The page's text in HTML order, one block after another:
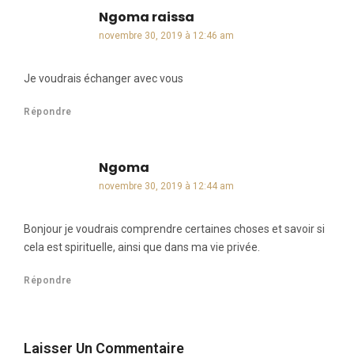
Ngoma raissa
novembre 30, 2019 à 12:46 am
Je voudrais échanger avec vous
Répondre
Ngoma
novembre 30, 2019 à 12:44 am
Bonjour je voudrais comprendre certaines choses et savoir si
cela est spirituelle, ainsi que dans ma vie privée.
Répondre
Laisser Un Commentaire